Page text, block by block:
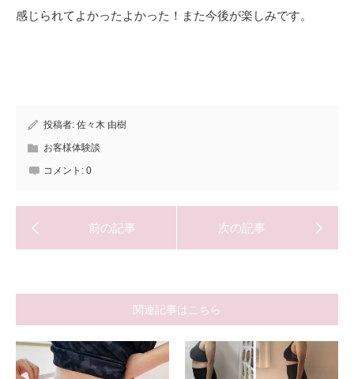
感じられてよかったよかった！また今後が楽しみです。
投稿者: 佐々木 由樹
お客様体験談
コメント: 0
関連記事はこちら